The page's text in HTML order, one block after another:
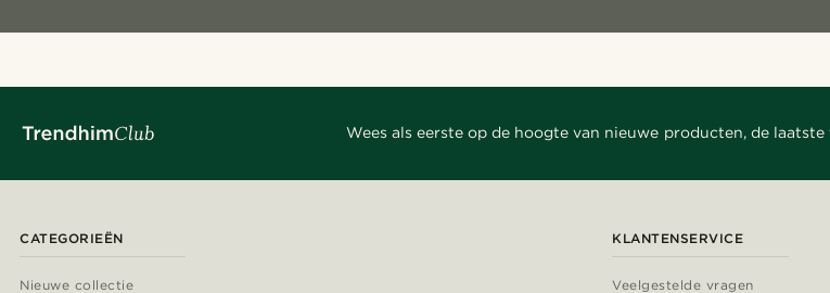
Wees als eerste op de hoogte van nieuwe producten, de
CATEGORIEËN
Nieuwe collectie
KLANTENSERVICE
Veelgestelde vragen